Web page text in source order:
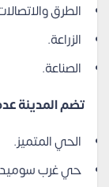
الطرق
الزراعة.
الصناعة.
تضم المدينة
الحي المتميز.
حي غرب